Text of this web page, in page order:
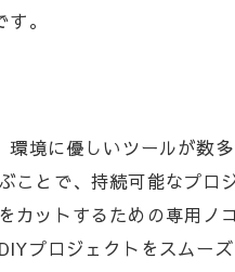
。
境に優しいツールが数
ことで、持続可能なプロ
ットするための専用ノコ
プロジェクトをスムー